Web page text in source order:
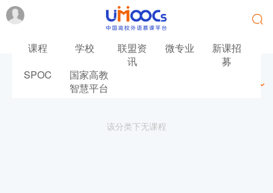
课程 学校
联盟资
讯
微专业
新课招
募
SPOC
国家高教
智慧平台
该分类下无课程